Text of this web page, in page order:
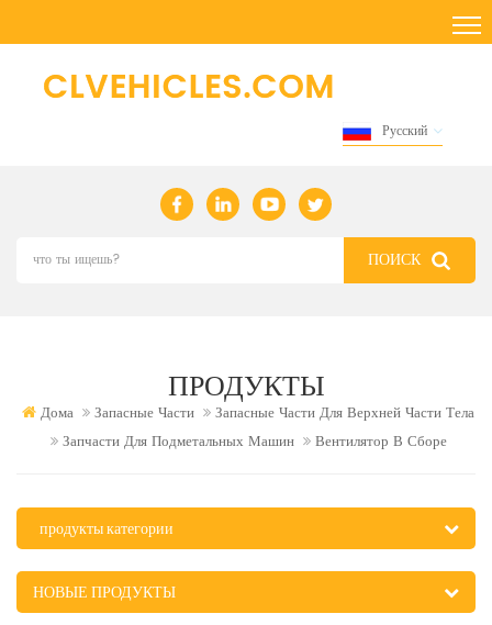
Русский
ПРОДУКТЫ
Дома Запасные Части
Запасные Части Для Верхней Части Тела
Запчасти Для Подметальных Машин
Вентилятор В Сборе
продукты категории
НОВЫЕ ПРОДУКТЫ